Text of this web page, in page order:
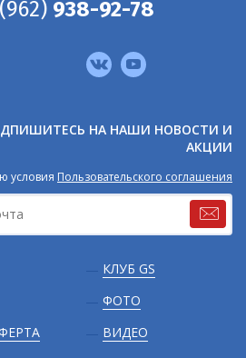
КЛУБ GS
ФОТО
ВИДЕО
НА НАШИ НОВОСТИ И
АКЦИИ
условия Пользовательского соглашения
(962) 938-92-78